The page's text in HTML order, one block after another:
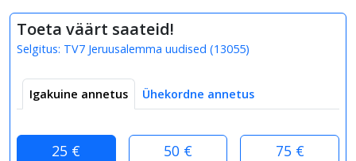
Toeta väärt saateid!
Selgitus: TV7 Jeruusalemma uudised (13055)
Igakuine annetus Ühekordne annetus
25 € 50 € 75 €